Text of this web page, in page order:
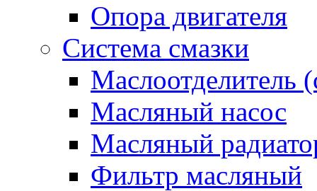
Опора двигателя
Система смазки
Маслоотделитель
Масляный насос
Масляный
Фильтр масляный